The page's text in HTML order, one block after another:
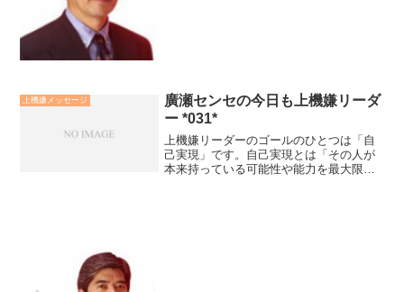
上機嫌メッセージ
廣瀬センセの今日も上機嫌リーダ
ー *031*
上機嫌リーダーのゴールのひとつは「自
己実現」です。自己実現とは「その人が
本来持っている可能性や能力を最大限に